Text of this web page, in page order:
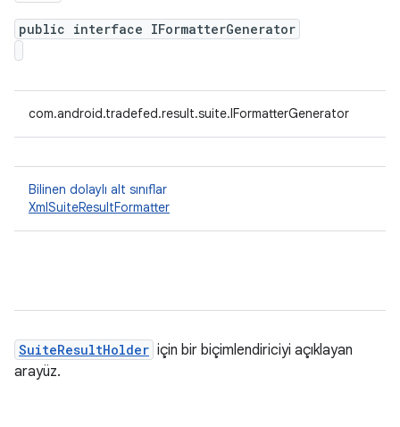
public interface IFormatterGenerator
com.android.tradefed.result.suite.IFormatterGenerator
Bilinen dolaylı alt sınıflar
XmlSuiteResultFormatter
SuiteResultHolder için bir biçimlendiriciyi açıklayan
arayüz.